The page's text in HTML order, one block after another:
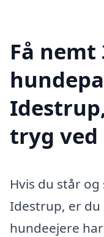
Få
tryg ved
Hvis du står
Idestrup, er du
hundeejere